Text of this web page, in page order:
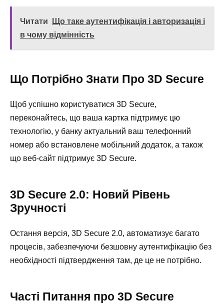
Читати
Що таке аутентифікація і авторизація і
в чому відмінність
Що Потрібно Знати Про 3D Secure
Щоб успішно користуватися 3D Secure,
переконайтесь, що ваша картка підтримує цю
технологію, у банку актуальний ваш телефонний
номер або встановлене мобільний додаток, а також
що веб-сайт підтримує 3D Secure.
3D Secure 2.0: Новий Рівень
Зручності
Остання версія, 3D Secure 2.0, автоматизує багато
процесів, забезпечуючи безшовну аутентифікацію без
необхідності підтвердження там, де це не потрібно.
Часті Питання про 3D Secure